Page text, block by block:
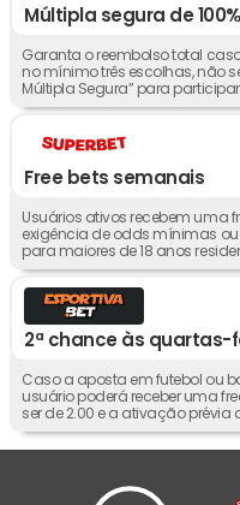
Múltipla segura de 100%
Garanta o reembolso total
no mínimo três escolhas, não
Múltipla Segura” para
Free bets semanais
Usuários ativos recebem uma
exigência de odds mínimas
para maiores de 18 anos
2ª chance às quartas-
Caso a aposta em futebol ou
usuário poderá receber uma
ser de 2.00 e a ativação